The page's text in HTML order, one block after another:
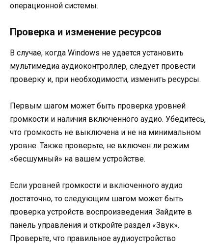
операционной системы.
Проверка и изменение ресурсов
В случае, когда Windows не удается установить
мультимедиа аудиоконтроллер, следует провести
проверку и, при необходимости, изменить ресурсы.
Первым шагом может быть проверка уровней
громкости и наличия включенного аудио. Убедитесь,
что громкость не выключена и не на минимальном
уровне. Также проверьте, не включен ли режим
«бесшумный» на вашем устройстве.
Если уровней громкости и включенного аудио
достаточно, то следующим шагом может быть
проверка устройств воспроизведения. Зайдите в
панель управления и откройте раздел «Звук».
Проверьте, что правильное аудиоустройство